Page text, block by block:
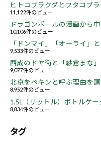
ヒトコブラクダとフタコブ
11,122件のビュー
ドラゴンボールの漫画から
10,106件のビュー
「ドンマイ」「オーライ」
9,533件のビュー
西成のドヤ街と「紗倉まな
9,077件のビュー
北京をペキンと呼ぶ理由を
8,952件のビュー
1.5L（リットル）ボトルケー
8,834件のビュー
タグ